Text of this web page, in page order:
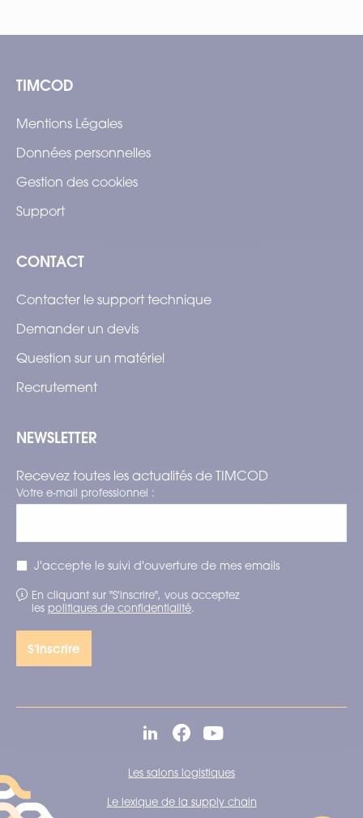
TIMCOD
Mentions Légales
Données personnelles
Gestion des cookies
Support
CONTACT
Contacter le support technique
Demander un devis
Question sur un matériel
Recrutement
NEWSLETTER
Recevez toutes les actualités de TIMCOD
Votre e-mail professionnel :
J'accepte le suivi d'ouverture de mes emails
En cliquant sur "S'inscrire", vous acceptez
les politiques de confidentialité.
Les salons logistiques
Le lexique de la supply chain